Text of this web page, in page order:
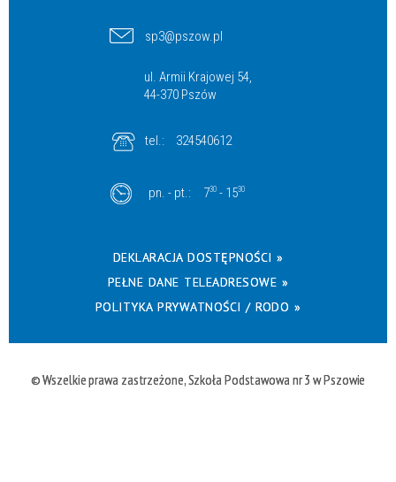
sp3@pszow.pl
ul. Armii Krajowej 54,
44-370 Pszów
tel.: 324540612
pn. - pt.: 730 - 1530
DEKLARACJA DOSTĘPNOŚCI »
PEŁNE DANE TELEADRESOWE »
POLITYKA PRYWATNOŚCI / RODO »
© Wszelkie prawa zastrzeżone, Szkoła Podstawowa nr 3 w Pszowie